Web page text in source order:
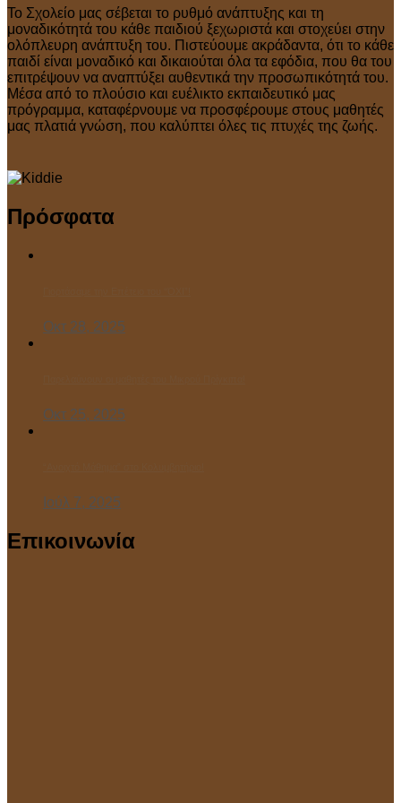
Το Σχολείο μας σέβεται το ρυθμό ανάπτυξης και τη
μοναδικότητά του κάθε παιδιού ξεχωριστά και στοχεύει στην
ολόπλευρη ανάπτυξη του. Πιστεύουμε ακράδαντα, ότι το κάθε
παιδί είναι μοναδικό και δικαιούται όλα τα εφόδια, που θα του
επιτρέψουν να αναπτύξει αυθεντικά την προσωπικότητά του.
Μέσα από το πλούσιο και ευέλικτο εκπαιδευτικό μας
πρόγραμμα, καταφέρνουμε να προσφέρουμε στους μαθητές
μας πλατιά γνώση, που καλύπτει όλες τις πτυχές της ζωής.
Πρόσφατα
Οκτ 28, 2025
Οκτ 25, 2025
Ιούλ 7, 2025
Επικοινωνία